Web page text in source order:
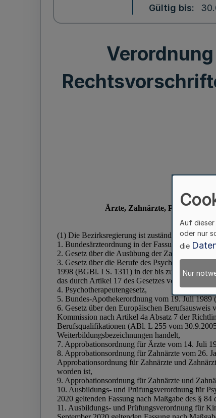
Gültig bis
Auf dieser
oder nur
die
Nur